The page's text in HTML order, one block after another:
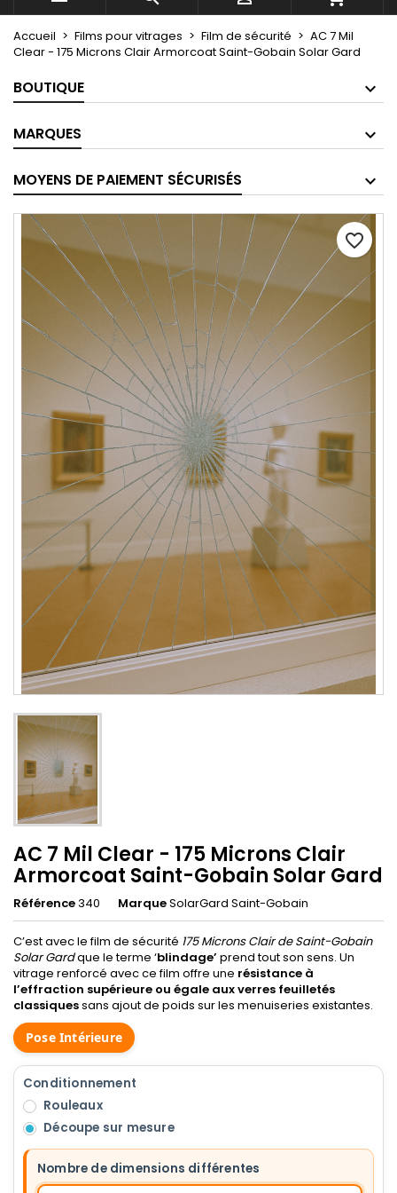
Accueil Films pour vitrages Film de sécurité
AC 7 Mil
Clear - 175 Microns Clair Armorcoat Saint-Gobain Solar Gard
BOUTIQUE
MARQUES
MOYENS DE PAIEMENT SÉCURISÉS
AC 7 Mil Clear - 175 Microns Clair
Armorcoat Saint-Gobain Solar Gard
Référence340 MarqueSolarGard Saint-Gobain
C’est avec le film de sécurité 175 Microns Clair de Saint-Gobain
Solar Gardque le terme ‘blindage’ prend tout son sens. Un
vitrage renforcé avec ce film offre une résistance à
l’effraction supérieure ou égale aux verres feuilletés
classiquessans ajout de poids sur les menuiseries existantes.
Pose Intérieure
Conditionnement
Rouleaux
Découpe sur mesure
Nombre de dimensions différentes
favorite_border